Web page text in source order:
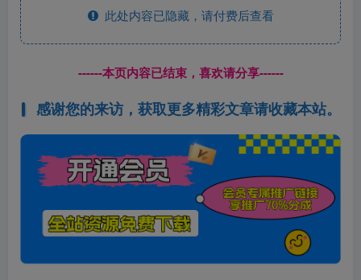
此处内容已隐藏，请付费后查看
------本页内容已结束，喜欢请分享------
感谢您的来访，获取更多精彩文章请收藏本站。